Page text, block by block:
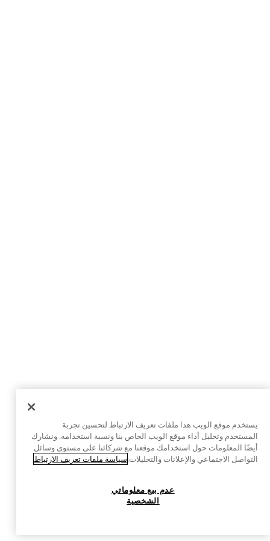
يستخدم موقع الويب هذا ملفات تعريف الارتباط لتحسين تجربة
المستخدم وتحليل أداء موقع الويب الخاص بنا ونسبة استخدامه. ونشارك
أيضًا المعلومات حول استخدامك موقعنا مع شركائنا على مستوى وسائل
التواصل الاجتماعي والإعلانات والتحليلات.سياسة ملفات تعريف الارتباط
عدم بيع معلوماتي
الشخصية